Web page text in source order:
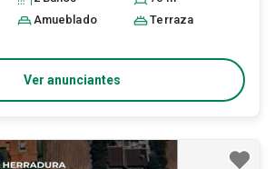
Amueblado Terraza
Ver anunciantes